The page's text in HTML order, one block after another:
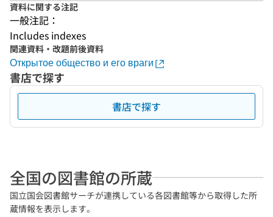
資料に関する注記
一般注記：
Includes indexes
関連資料・改題前後資料
Открытое общество и его враги
書店で探す
書店で探す
全国の図書館の所蔵
国立国会図書館サーチが連携している各図書館等から取得した所
蔵情報を表示します。